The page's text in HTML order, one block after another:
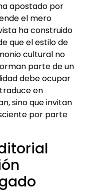
apostado por
el mero
ha construido
que el estilo de
cultural no
parte de un
debe ocupar
en
sino que invitan
por parte